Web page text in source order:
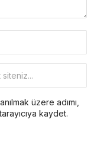
üzere adımı,
kaydet.